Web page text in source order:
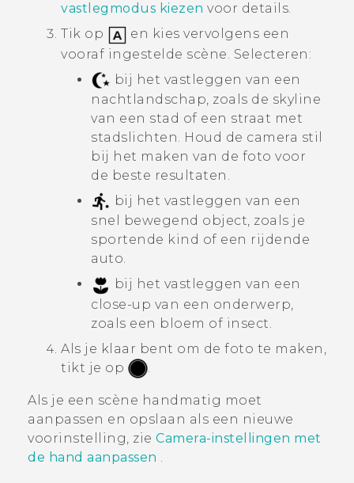
vastlegmodus kiezen voor details.
Tik op
en kies vervolgens een
vooraf ingestelde scène. Selecteren:
bij het vastleggen van een
nachtlandschap, zoals de skyline
van een stad of een straat met
stadslichten. Houd de camera stil
bij het maken van de foto voor
de beste resultaten.
bij het vastleggen van een
snel bewegend object, zoals je
sportende kind of een rijdende
auto.
bij het vastleggen van een
close-up van een onderwerp,
zoals een bloem of insect.
Als je klaar bent om de foto te maken,
tikt je op
.
Als je een scène handmatig moet
aanpassen en opslaan als een nieuwe
voorinstelling, zie Camera-instellingen met
de hand aanpassen .